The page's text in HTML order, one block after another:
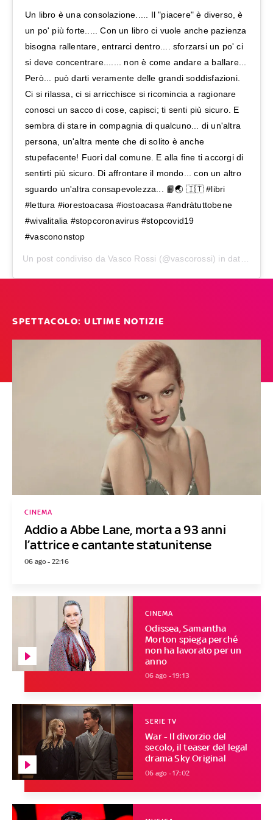
Un libro è una consolazione..... Il "piacere" è diverso, è
un po' più forte..... Con un libro ci vuole anche pazienza
bisogna rallentare, entrarci dentro.... sforzarsi un po' ci
si deve concentrare....... non è come andare a ballare...
Però... può darti veramente delle grandi soddisfazioni.
Ci si rilassa, ci si arricchisce si ricomincia a ragionare
conosci un sacco di cose, capisci; ti senti più sicuro. E
sembra di stare in compagnia di qualcuno... di un'altra
persona, un'altra mente che di solito è anche
stupefacente! Fuori dal comune. E alla fine ti accorgi di
sentirti più sicuro. Di affrontare il mondo... con un altro
sguardo un'altra consapevolezza... 📙🌏 🇮🇹 #libri
#lettura #iorestoacasa #iostoacasa #andràtuttobene
#wivalitalia #stopcoronavirus #stopcovid19
#vascononstop
Un post condiviso daVasco Rossi (@vascorossi) in data:
SPETTACOLO: ULTIME NOTIZIE
Addio a Abbe Lane, morta a 93 anni
l’attrice e cantante statunitense
CINEMA
06 ago - 22:16
Odissea, Samantha
Morton spiega perché
non ha lavorato per un
anno
CINEMA
06 ago - 19:13
War - Il divorzio del
secolo, il teaser del legal
drama Sky Original
SERIE TV
06 ago - 17:02